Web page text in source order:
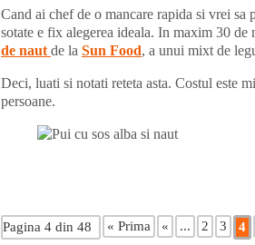
Cand ai chef de o mancare rapida si vrei sa
sotate e fix alegerea ideala. In maxim 30
de naut de la Sun Food, a unui mixt de
Deci, luati si notati reteta asta. Costul este
persoane.
Pagina 4 din 48 « Prima « ... 2 3 4